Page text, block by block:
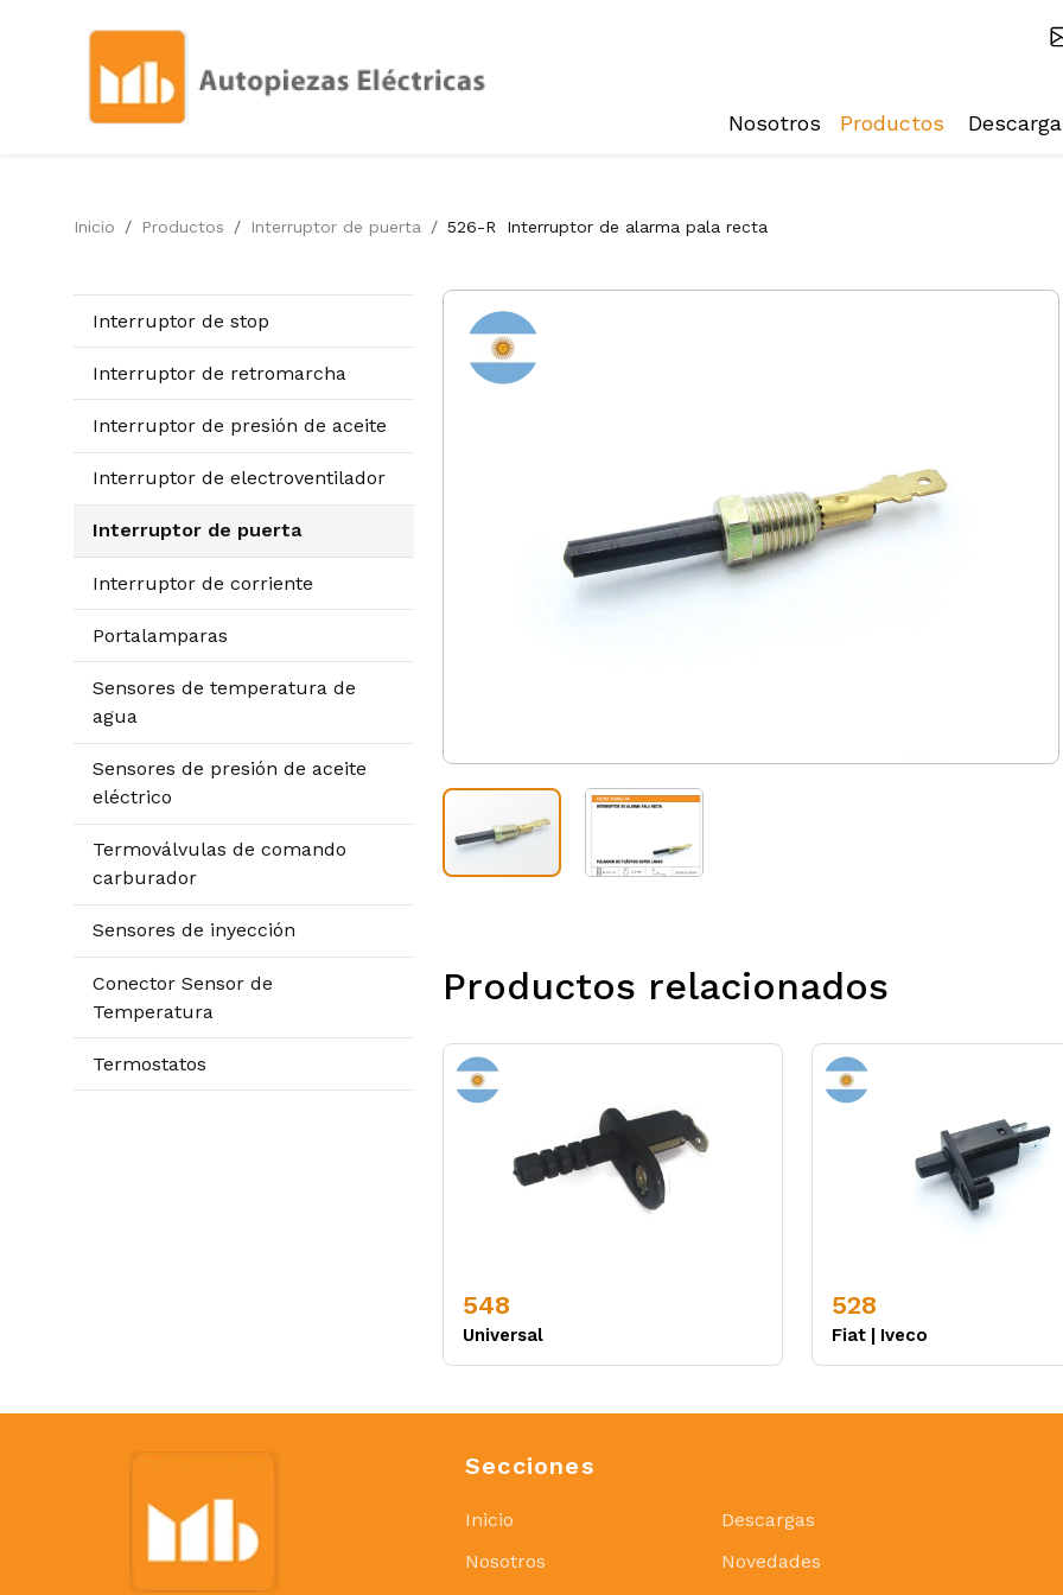
Nosotros Productos
Inicio Productos Interruptor de puerta 526-R Interruptor de alarma pala recta
Interruptor de stop
Interruptor de retromarcha
Interruptor de presión de aceite
Interruptor de electroventilador
Interruptor de puerta
Interruptor de corriente
Portalamparas
Sensores de temperatura de
agua
Sensores de presión de aceite
eléctrico
Termoválvulas de comando
carburador
Sensores de inyección
Conector Sensor de
Temperatura
Termostatos
Productos relacionados
548
Universal
528
Fiat | Iveco
Secciones
Inicio
Nosotros
Descargas
Novedades